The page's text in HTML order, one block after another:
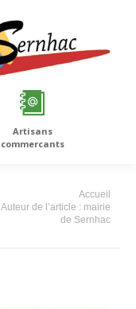
Artisans
commercants
Accueil
Auteur de l’article : mairie
de Sernhac